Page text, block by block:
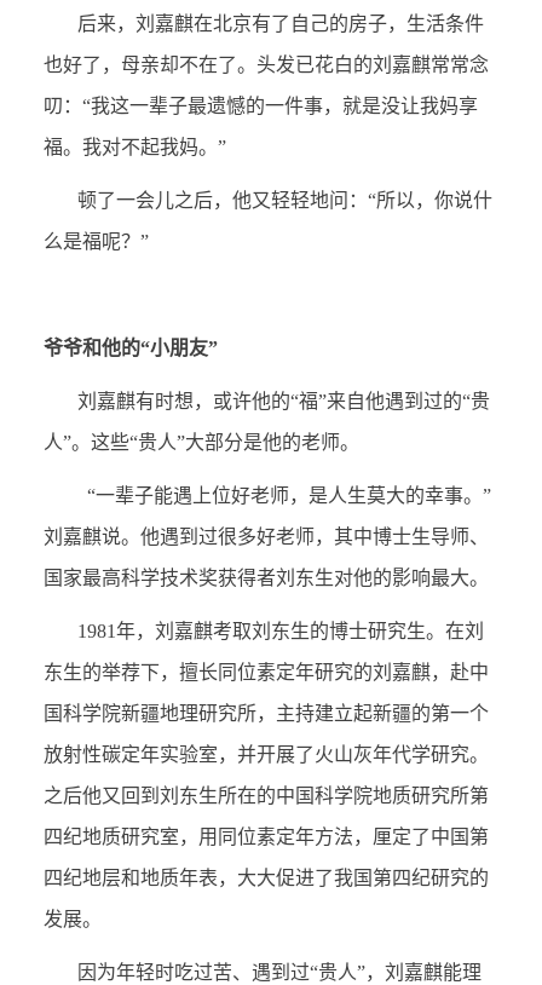
后来，刘嘉麒在北京有了自己的房子，生活条件
也好了，母亲却不在了。头发已花白的刘嘉麒常常念
叨：“我这一辈子最遗憾的一件事，就是没让我妈享
福。我对不起我妈。”
顿了一会儿之后，他又轻轻地问：“所以，你说什
么是福呢？”
爷爷和他的“小朋友”
刘嘉麒有时想，或许他的“福”来自他遇到过的“贵
人”。这些“贵人”大部分是他的老师。
“一辈子能遇上位好老师，是人生莫大的幸事。”
刘嘉麒说。他遇到过很多好老师，其中博士生导师、
国家最高科学技术奖获得者刘东生对他的影响最大。
1981年，刘嘉麒考取刘东生的博士研究生。在刘
东生的举荐下，擅长同位素定年研究的刘嘉麒，赴中
国科学院新疆地理研究所，主持建立起新疆的第一个
放射性碳定年实验室，并开展了火山灰年代学研究。
之后他又回到刘东生所在的中国科学院地质研究所第
四纪地质研究室，用同位素定年方法，厘定了中国第
四纪地层和地质年表，大大促进了我国第四纪研究的
发展。
因为年轻时吃过苦、遇到过“贵人”，刘嘉麒能理